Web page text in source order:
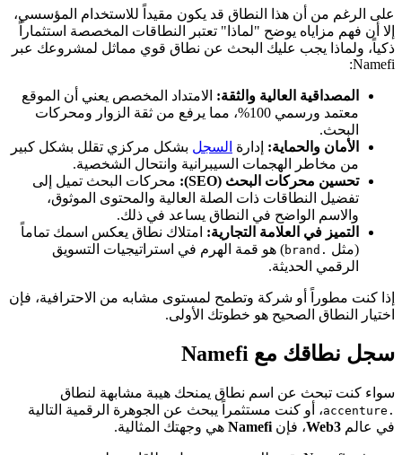
على الرغم من أن هذا النطاق قد يكون مقيداً للاستخدام المؤسسي،
إلا أن فهم مزاياه يوضح "لماذا" تعتبر النطاقات المخصصة استثماراً
ذكياً، ولماذا يجب عليك البحث عن نطاق قوي مماثل لمشروعك عبر
Namefi:
المصداقية العالية والثقة: الامتداد المخصص يعني أن الموقع
معتمد ورسمي 100%، مما يرفع من ثقة الزوار ومحركات
البحث.
الأمان والحماية: إدارة السجل بشكل مركزي تقلل بشكل كبير
من مخاطر الهجمات السيبرانية وانتحال الشخصية.
تحسين محركات البحث (SEO):
محركات البحث تميل إلى
تفضيل النطاقات ذات الصلة العالية والمحتوى الموثوق،
والاسم الواضح في النطاق يساعد في ذلك.
التميز في العلامة التجارية: امتلاك نطاق يعكس اسمك تماماً
(مثل .brand
) هو قمة الهرم في استراتيجيات التسويق
الرقمي الحديثة.
إذا كنت مطوراً أو شركة وتطمح لمستوى مشابه من الاحترافية، فإن
اختيار النطاق الصحيح هو خطوتك الأولى.
سجل نطاقك مع Namefi
سواء كنت تبحث عن اسم نطاق يمنحك هيبة مشابهة لنطاق
.accenture
، أو كنت مستثمراً يبحث عن الجوهرة الرقمية التالية
في عالم Web3، فإن Namefi هي وجهتك المثالية.